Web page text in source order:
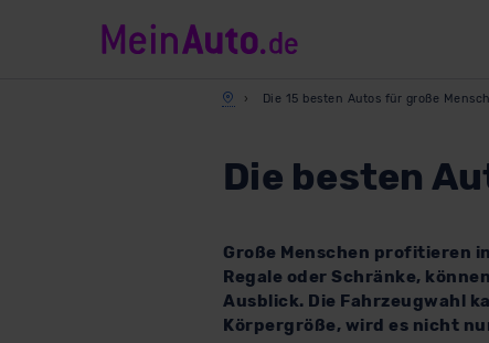
Die 15 besten Autos für große
Die besten
Große Menschen profitieren
Regale oder Schränke,
Ausblick. Die Fahrzeugwahl
Körpergröße, wird es nicht